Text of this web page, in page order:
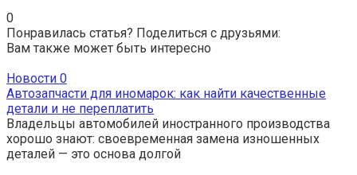
0
Понравилась статья? Поделиться с друзьями:
Вам также может быть интересно
Новости 0
Автозапчасти для иномарок: как найти качественные
детали и не переплатить
Владельцы автомобилей иностранного производства
хорошо знают: своевременная замена изношенных
деталей — это основа долгой